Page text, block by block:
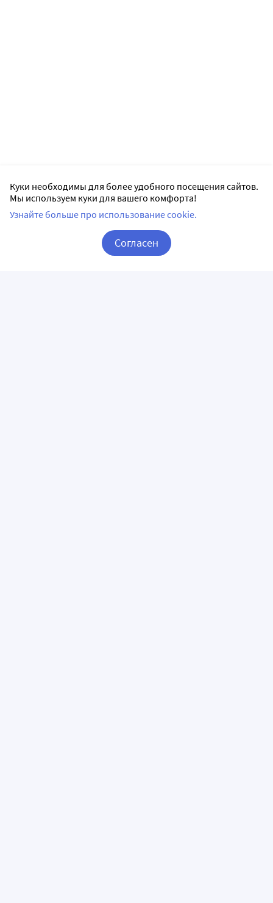
Куки необходимы для более удобного посещения сайтов.
Мы используем куки для вашего комфорта!
Узнайте больше про использование cookie.
Согласен